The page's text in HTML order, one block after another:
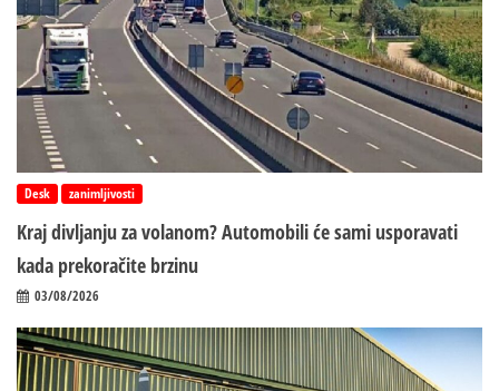
Desk zanimljivosti
Kraj divljanju za volanom? Automobili će sami usporavati
kada prekoračite brzinu
03/08/2026